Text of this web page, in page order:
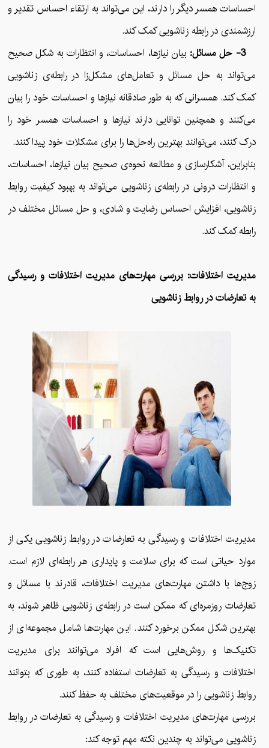
احساسات همسر دیگر را دارند، این می‌تواند به ارتقاء احساس تقدیر و
ارزشمندی در رابطه زناشویی کمک کند.
بیان نیازها، احساسات، و انتظارات به شکل صحیح
می‌تواند به حل مسائل و تعامل‌های مشکل‌زا در رابطه‌ی زناشویی
کمک کند. همسرانی که به طور صادقانه نیازها و احساسات خود را بیان
می‌کنند و همچنین توانایی دارند نیازها و احساسات همسر خود را
درک کنند، می‌توانند بهترین راه‌حل‌ها را برای مشکلات خود پیدا کنند.
بنابراین، آشکارسازی و مطالعه نحوه‌ی صحیح بیان نیازها، احساسات،
و انتظارات درونی در رابطه‌ی زناشویی می‌تواند به بهبود کیفیت روابط
زناشویی، افزایش احساس رضایت و شادی، و حل مسائل مختلف در
رابطه کمک کند.
مدیریت اختلافات: بررسی مهارت‌های مدیریت اختلافات و رسیدگی
به تعارضات در روابط زناشویی
مدیریت اختلافات و رسیدگی به تعارضات در روابط زناشویی یکی از
موارد حیاتی است که برای سلامت و پایداری هر رابطه‌ای لازم است.
زوج‌ها با داشتن مهارت‌های مدیریت اختلافات، قادرند با مسائل و
تعارضات روزمره‌ای که ممکن است در رابطه‌ی زناشویی ظاهر شوند، به
بهترین شکل ممکن برخورد کنند. این مهارت‌ها شامل مجموعه‌ای از
تکنیک‌ها و روش‌هایی است که افراد می‌توانند برای مدیریت
اختلافات و رسیدگی به تعارضات استفاده کنند، به طوری که بتوانند
روابط زناشویی را در موقعیت‌های مختلف به حفظ کنند.
بررسی مهارت‌های مدیریت اختلافات و رسیدگی به تعارضات در روابط
زناشویی می‌تواند به چندین نکته مهم توجه کند: